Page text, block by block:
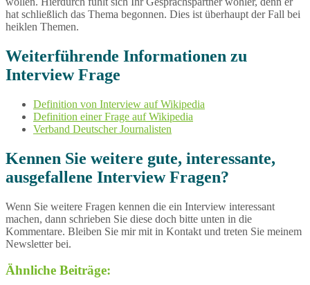
hat schließlich das Thema begonnen. Dies ist überhaupt der Fall bei
heiklen Themen.
Weiterführende Informationen zu
Interview Frage
Definition von Interview auf Wikipedia
Definition einer Frage auf Wikipedia
Verband Deutscher Journalisten
Kennen Sie weitere gute, interessante,
ausgefallene Interview Fragen?
Wenn Sie weitere Fragen kennen die ein Interview interessant
machen, dann schrieben Sie diese doch bitte unten in die
Kommentare. Bleiben Sie mir mit in Kontakt und treten Sie meinem
Newsletter bei.
Ähnliche Beiträge: